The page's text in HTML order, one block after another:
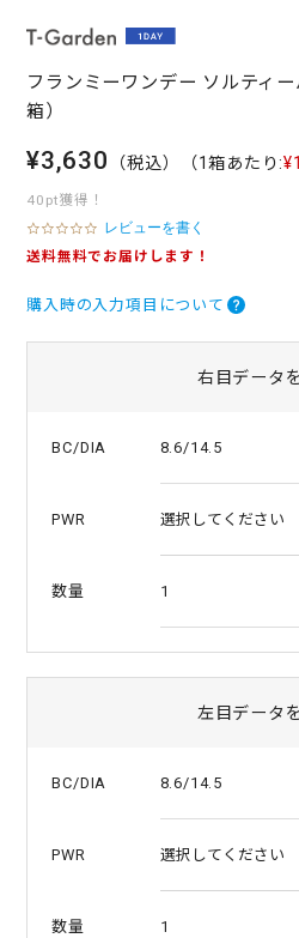
フランミーワンデー ソルティ
箱）
¥3,630 （税込） （1箱あたり:
40pt獲得！
0
.
t
n
レビューを書く
送料無料でお届けします！
購入時の入力項目について
右目データ
BC/DIA 8.6/14.5
PWR
数量 1
左目データ
BC/DIA 8.6/14.5
PWR
数量 1